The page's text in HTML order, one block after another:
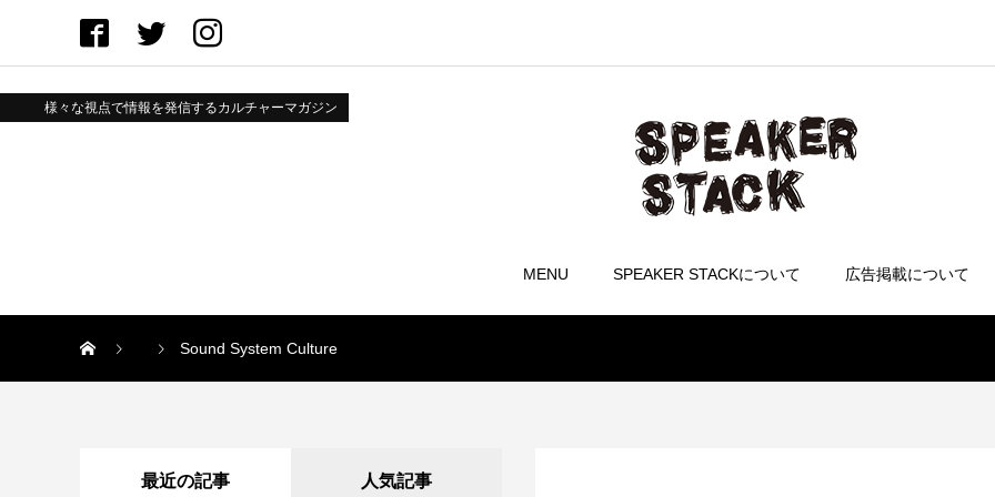
様々な視点で情報を発信するカルチャーマガジン
MENU SPEAKER STACKについて 広告掲載について
Sound System Culture
最近の記事 人気記事